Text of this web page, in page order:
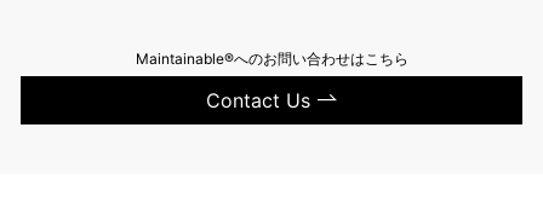
Maintainable®へのお問い合わせはこちら
Contact Us